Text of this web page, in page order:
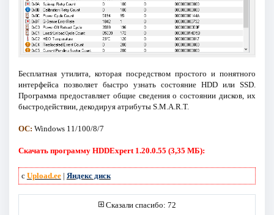
Бесплатная утилита, которая посредством простого и понятного
интерфейса позволяет быстро узнать состояние HDD или SSD.
Программа предоставляет общие сведения о состоянии дисков, их
быстродействии, декодируя атрибуты S.M.A.R.T.
ОС: Windows 11/100/8/7
Скачать программу HDDExpert 1.20.0.55 (3,35 МБ):
с Upload.ee| Яндекс диск
Сказали спасибо: 72